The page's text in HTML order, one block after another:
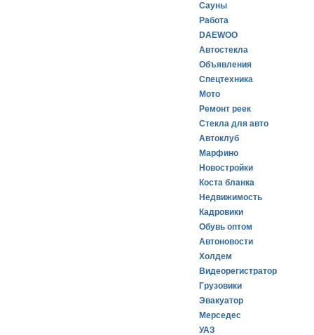
Сауны
Работа
DAEWOO
Автостекла
Объявления
Спецтехника
Мото
Ремонт реек
Стекла для авто
Автоклуб
Марфино
Новостройки
Коста бланка
Недвижимость
Кадровики
Обувь оптом
Автоновости
Холдем
Видеорегистратор
Грузовики
Эвакуатор
Мерседес
УАЗ